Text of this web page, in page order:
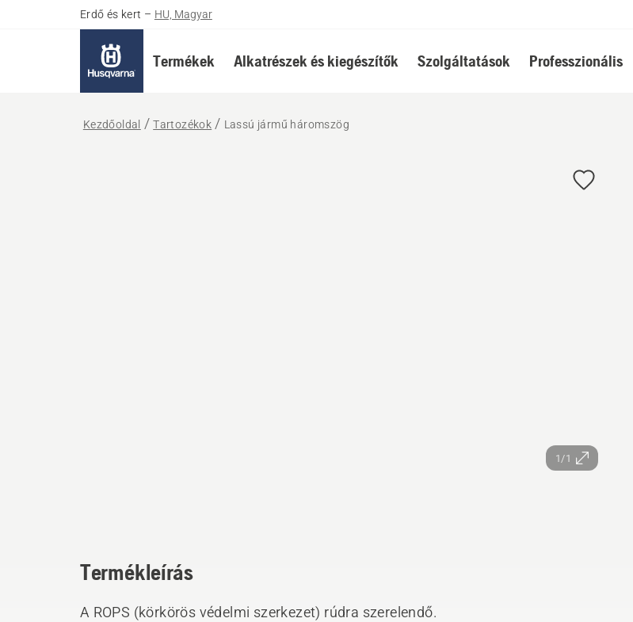
Erdő és kert – HU, Magyar
Termékek Alkatrészek és kiegészítők Szolgáltatások Professzionális
Kezdőoldal Tartozékok Lassú jármű háromszög
1/1
Termékleírás
A ROPS (körkörös védelmi szerkezet) rúdra szerelendő.